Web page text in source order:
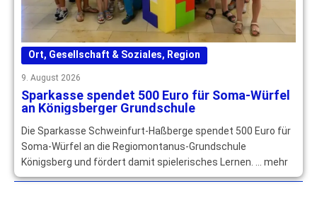
Ort, Gesellschaft & Soziales, Region
9. August 2026
Sparkasse spendet 500 Euro für Soma-Würfel
an Königsberger Grundschule
Die Sparkasse Schweinfurt-Haßberge spendet 500 Euro für
Soma-Würfel an die Regiomontanus-Grundschule
Königsberg und fördert damit spielerisches Lernen. … mehr